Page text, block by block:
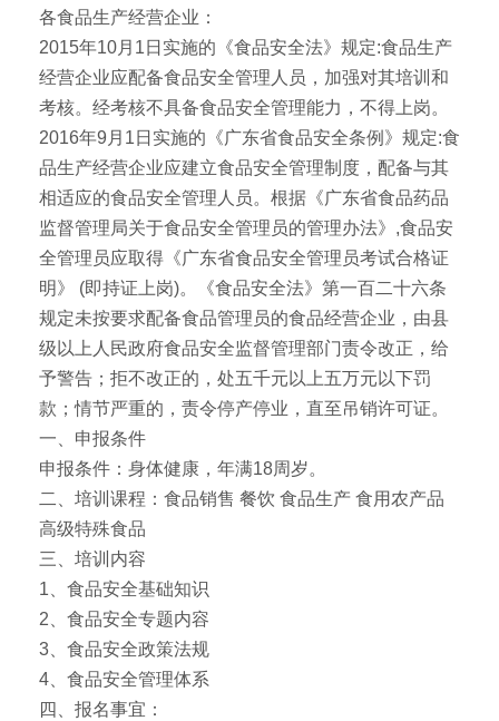
各食品生产经营企业：
2015年10月1日实施的《食品安全法》规定:食品生产
经营企业应配备食品安全管理人员，加强对其培训和
考核。经考核不具备食品安全管理能力，不得上岗。
2016年9月1日实施的《广东省食品安全条例》规定:食
品生产经营企业应建立食品安全管理制度，配备与其
相适应的食品安全管理人员。根据《广东省食品药品
监督管理局关于食品安全管理员的管理办法》,食品安
全管理员应取得《广东省食品安全管理员考试合格证
明》 (即持证上岗)。《食品安全法》第一百二十六条
规定未按要求配备食品管理员的食品经营企业，由县
级以上人民政府食品安全监督管理部门责令改正，给
予警告；拒不改正的，处五千元以上五万元以下罚
款；情节严重的，责令停产停业，直至吊销许可证。
一、申报条件
申报条件：身体健康，年满18周岁。
二、培训课程：食品销售 餐饮 食品生产 食用农产品
高级特殊食品
三、培训内容
1、食品安全基础知识
2、食品安全专题内容
3、食品安全政策法规
4、食品安全管理体系
四、报名事宜：